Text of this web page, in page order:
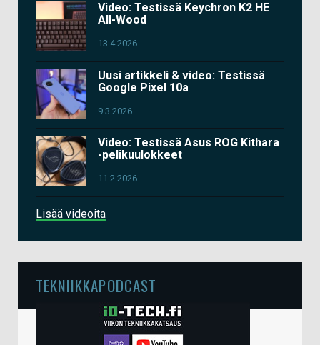
Video: Testissä Keychron K2 HE
All-Wood
13.4.2026
Uusi artikkeli & video: Testissä
Google Pixel 10a
9.3.2026
Video: Testissä Asus ROG Kithara
-pelikuulokkeet
11.2.2026
Lisää videoita
TEKNIIKKAPODCAST